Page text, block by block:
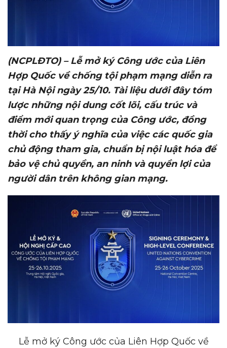
(NCPLĐTO) – Lễ mở ký Công ước của Liên
Hợp Quốc về chống tội phạm mạng diễn ra
tại Hà Nội ngày 25/10. Tài liệu dưới đây tóm
lược những nội dung cốt lõi, cấu trúc và
điểm mới quan trọng của Công ước, đồng
thời cho thấy ý nghĩa của việc các quốc gia
chủ động tham gia, chuẩn bị nội luật hóa để
bảo vệ chủ quyền, an ninh và quyền lợi của
người dân trên không gian mạng.
Lễ mở ký Công ước của Liên Hợp Quốc về